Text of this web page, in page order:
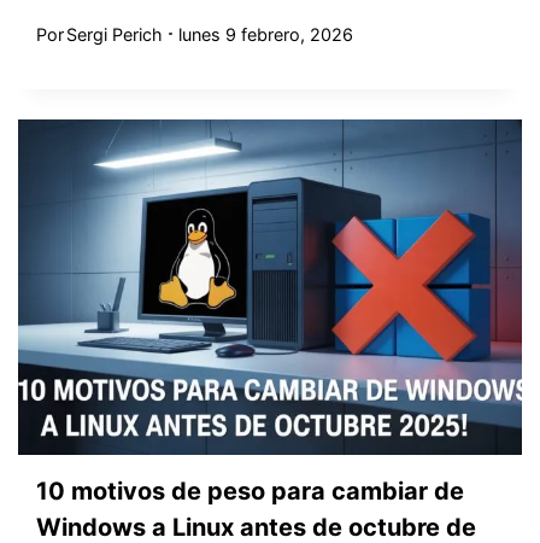
PorSergi Perich lunes 9 febrero, 2026
10 motivos de peso para cambiar de
Windows a Linux antes de octubre de